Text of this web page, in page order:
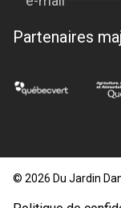
Partenaires
© 2026 Du Jardin